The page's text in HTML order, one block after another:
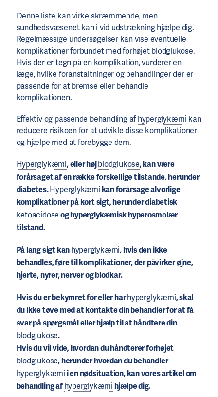
Denne liste kan virke skræmmende, men
sundhedsvæsenet kan i vid udstrækning hjælpe dig.
Regelmæssige undersøgelser kan vise eventuelle
komplikationer forbundet med forhøjetblodglukose.
Hvis der er tegn på en komplikation, vurderer en
læge, hvilke foranstaltninger og behandlinger der er
passende for at bremse eller behandle
komplikationen.
Effektiv og passende behandling afhyperglykæmi kan
reducere risikoen for at udvikle disse komplikationer
og hjælpe med at forebygge dem.
Hyperglykæmi, eller højblodglukose, kan være
forårsaget af en række forskellige tilstande, herunder
diabetes.Hyperglykæmi kan forårsage alvorlige
komplikationer på kort sigt, herunder diabetisk
ketoacidoseog hyperglykæmisk hyperosmolær
tilstand.
På lang sigt kanhyperglykæmi, hvis den ikke
behandles, føre til komplikationer, der påvirker øjne,
hjerte, nyrer, nerver og blodkar.
Hvis du er bekymret for eller harhyperglykæmi, skal
du ikke tøve med at kontakte din behandler for at få
svar på spørgsmål eller hjælp til at håndtere din
blodglukose.
Hvis du vil vide, hvordan du håndterer forhøjet
blodglukose, herunder hvordan du behandler
hyperglykæmii en nødsituation, kan vores artikel om
behandling afhyperglykæmi hjælpe dig.